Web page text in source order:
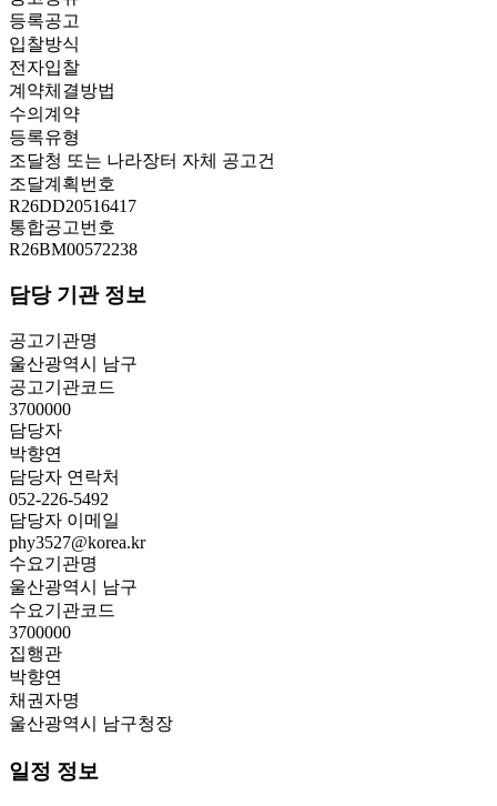
등록공고
입찰방식
전자입찰
계약체결방법
수의계약
등록유형
조달청 또는 나라장터 자체 공고건
조달계획번호
R26DD20516417
통합공고번호
R26BM00572238
담당 기관 정보
공고기관명
울산광역시 남구
공고기관코드
3700000
담당자
박향연
담당자 연락처
052-226-5492
담당자 이메일
phy3527@korea.kr
수요기관명
울산광역시 남구
수요기관코드
3700000
집행관
박향연
채권자명
울산광역시 남구청장
일정 정보